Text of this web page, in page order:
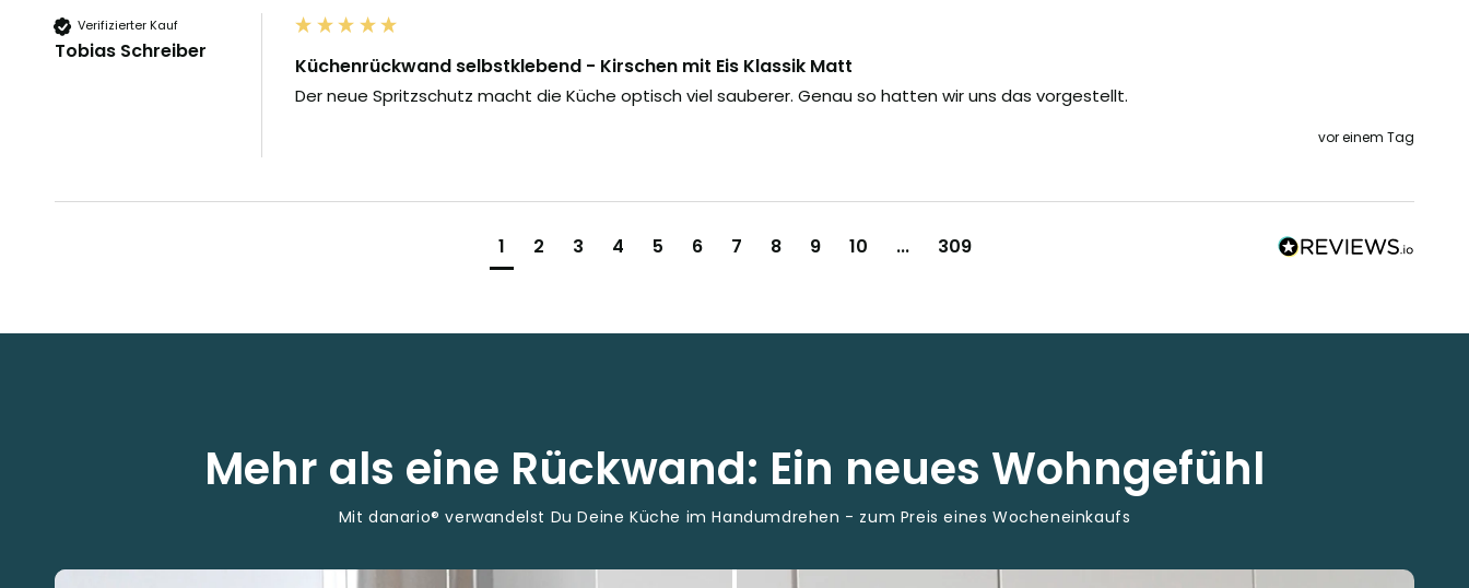
Verifizierter Kauf
Tobias Schreiber
Küchenrückwand selbstklebend - Kirschen mit Eis Klassik Matt
Der neue Spritzschutz macht die Küche optisch viel sauberer. Genau so hatten wir uns das vorgestellt.
vor einem Tag
1 2 3 4 5 6 7 8 9 10 ... 309
Mehr als eine Rückwand: Ein neues Wohngefühl
Mit danario® verwandelst Du Deine Küche im Handumdrehen - zum Preis eines Wocheneinkaufs